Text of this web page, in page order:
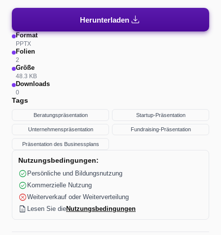
Herunterladen download
Format
PPTX
Folien
2
Größe
48.3 KB
Downloads
0
Tags
Beratungspräsentation Startup-Präsentation
Unternehmenspräsentation Fundraising-Präsentation
Präsentation des Businessplans
Nutzungsbedingungen:
check_circle Persönliche und Bildungsnutzung
check_circle Kommerzielle Nutzung
cancelWeiterverkauf oder Weiterverteilung
description Lesen Sie dieNutzungsbedingungen